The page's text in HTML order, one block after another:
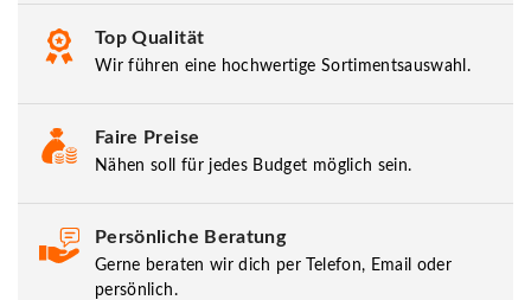
Top Qualität
Wir führen eine hochwertige Sortimentsauswahl.
Faire Preise
Nähen soll für jedes Budget möglich sein.
Persönliche Beratung
Gerne beraten wir dich per Telefon, Email oder
persönlich.